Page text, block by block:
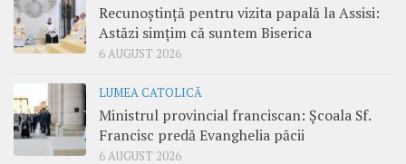
Recunoștință pentru vizita papală la Assisi:
Astăzi simțim că suntem Biserica
6 AUGUST 2026
LUMEA CATOLICĂ
Ministrul provincial franciscan: Școala Sf.
Francisc predă Evanghelia păcii
6 AUGUST 2026